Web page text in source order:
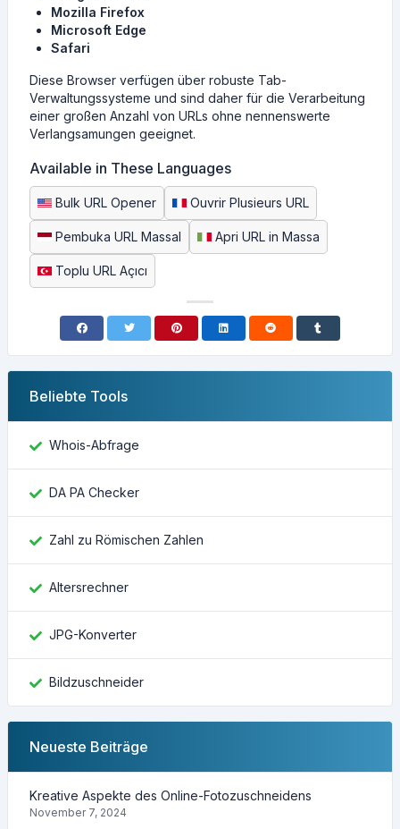
Mozilla Firefox
Microsoft Edge
Safari
Diese Browser verfügen über robuste Tab-
Verwaltungssysteme und sind daher für die Verarbeitung
einer großen Anzahl von URLs ohne nennenswerte
Verlangsamungen geeignet.
Available in These Languages
Bulk URL Opener Ouvrir Plusieurs URL
Pembuka URL Massal Apri URL in Massa
Toplu URL Açıcı
Beliebte Tools
Whois-Abfrage
DA PA Checker
Zahl zu Römischen Zahlen
Altersrechner
JPG-Konverter
Bildzuschneider
Neueste Beiträge
Kreative Aspekte des Online-Fotozuschneidens
November 7, 2024